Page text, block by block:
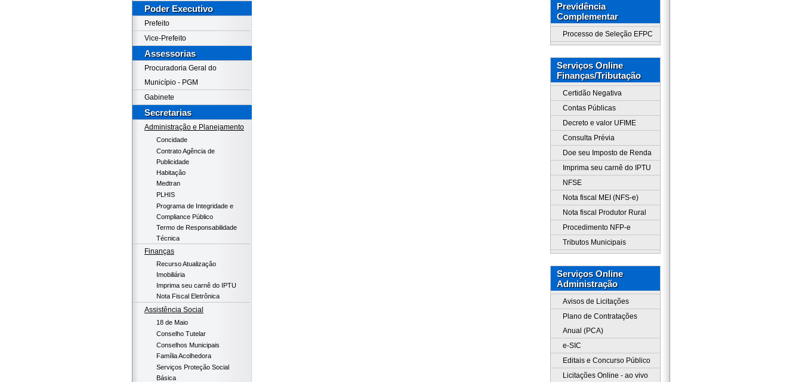
Poder Executivo
Prefeito
Vice-Prefeito
Assessorias
Procuradoria Geral do
Município - PGM
Gabinete
Secretarias
Administração e Planejamento
Concidade
Contrato Agência de
Publicidade
Habitação
Medtran
PLHIS
Programa de Integridade e
Compliance Público
Termo de Responsabilidade
Técnica
Finanças
Recurso Atualização
Imobiliária
Imprima seu carnê do IPTU
Nota Fiscal Eletrônica
Assistência Social
18 de Maio
Conselho Tutelar
Conselhos Municipais
Família Acolhedora
Serviços Proteção Social
Básica
Previdência
Complementar
Processo de Seleção EFPC
Serviços Online
Finanças/Tributação
Certidão Negativa
Contas Públicas
Decreto e valor UFIME
Consulta Prévia
Doe seu Imposto de Renda
Imprima seu carnê do IPTU
NFSE
Nota fiscal MEI (NFS-e)
Nota fiscal Produtor Rural
Procedimento NFP-e
Tributos Municipais
Serviços Online
Administração
Avisos de Licitações
Plano de Contratações
Anual (PCA)
e-SIC
Editais e Concurso Público
Licitações Online - ao vivo